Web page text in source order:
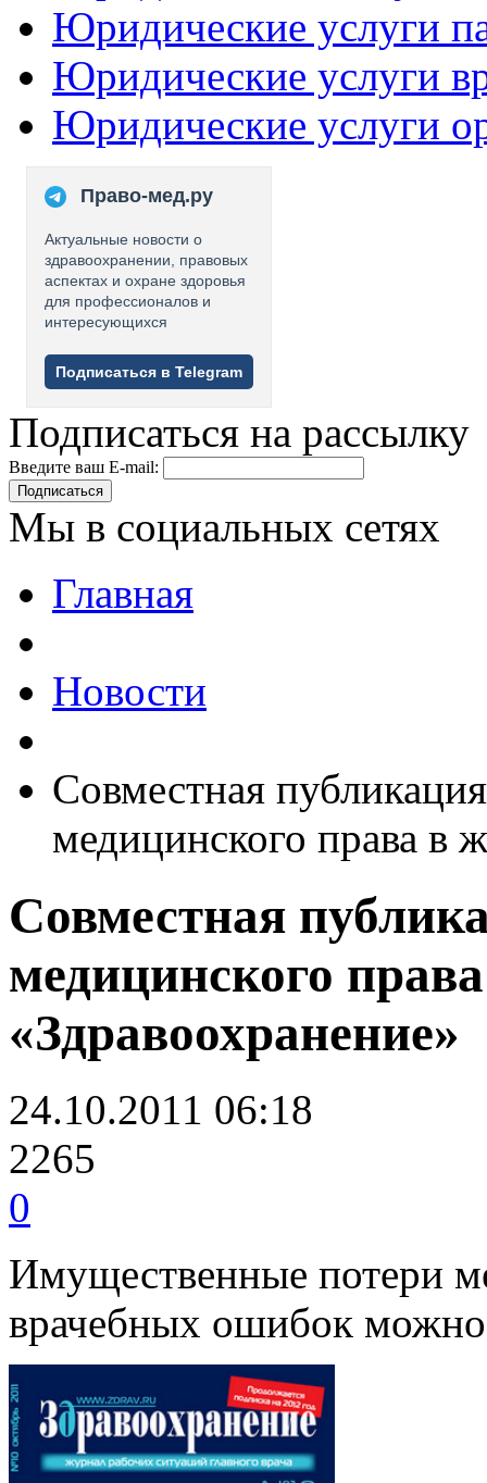
Юридические услуги
Юридические услуги
Юридические услуги
Право-мед.ру
Актуальные новости о
здравоохранении, правовых
аспектах и охране здоровья
для профессионалов и
интересующихся
Подписаться в Telegram
Подписаться на рассылку
Введите ваш E-mail:
Подписаться
Мы в социальных сетях
Главная
Новости
Совместная
медицинского права в
Совместная
медицинского
«Здравоохранение»
24.10.2011 06:18
2265
0
Имущественные потери
врачебных ошибок